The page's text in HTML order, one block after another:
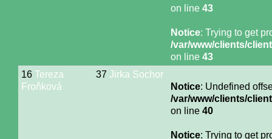
on line 43
Notice: Trying to get
/var/www/clients/
on line 43
16 Tereza
Froňková
37 Jirka Sochor
Notice: Undefined
/var/www/clients/
on line 40
Notice: Trying to get